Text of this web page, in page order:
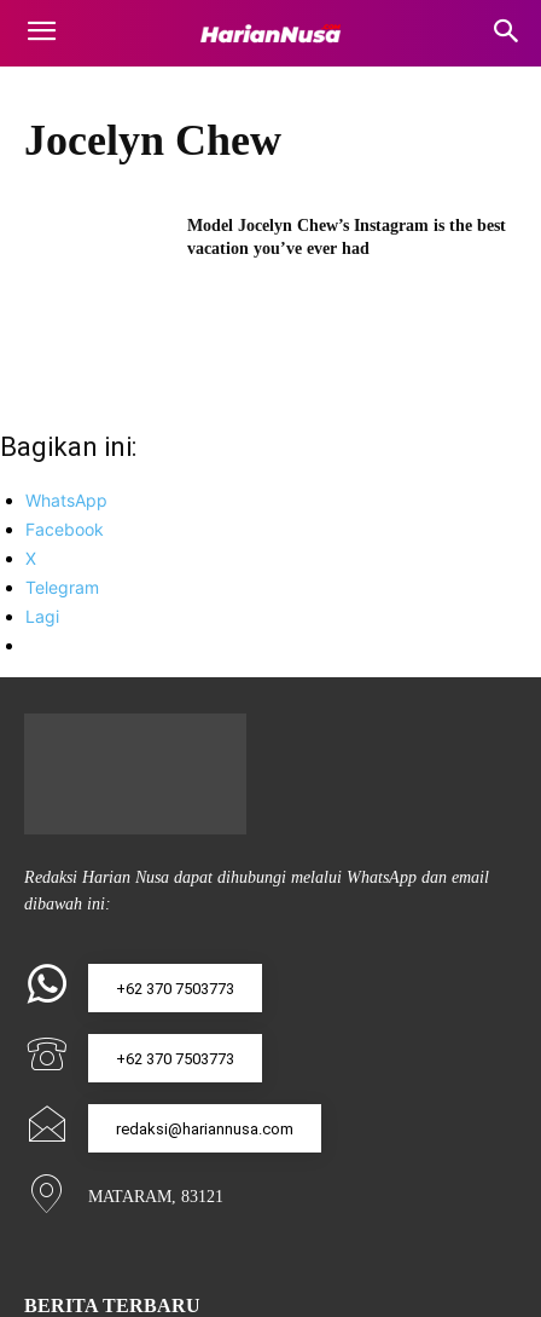
Jocelyn Chew
Model Jocelyn Chew’s Instagram is the best
vacation you’ve ever had
Bagikan ini:
WhatsApp
Facebook
X
Telegram
Lagi
Redaksi Harian Nusa dapat dihubungi melalui WhatsApp dan email
dibawah ini:
+62 370 7503773
+62 370 7503773
redaksi@hariannusa.com
MATARAM, 83121
BERITA TERBARU